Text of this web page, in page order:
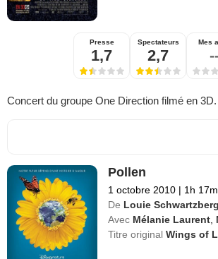
Presse
1,7
Spectateurs
2,7
Mes
Concert du groupe One Direction filmé en 3D.
Pollen
1 octobre 2010 | 1h
De Louie Schwartzberg
Avec Mélanie Laurent,
Titre originalWings of